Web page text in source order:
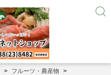
フルーツ・農産物